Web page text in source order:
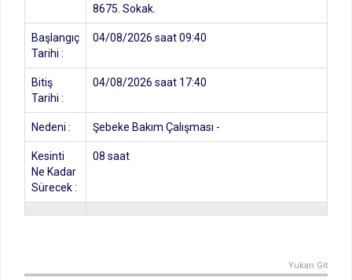
8675. Sokak.
Başlangıç
Tarihi :
04/08/2026 saat 09:40
Bitiş
Tarihi :
04/08/2026 saat 17:40
Nedeni : Şebeke Bakım Çalışması -
Kesinti
Ne Kadar
Sürecek :
08 saat
Yukarı Git